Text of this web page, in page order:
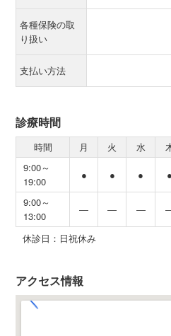
各種保険の取
り扱い
支払い方法
診療時間
時間 月 火 水
9:00～
19:00
● ● ● ●
9:00～
13:00
― ― ―
休診日：日祝休み
アクセス情報